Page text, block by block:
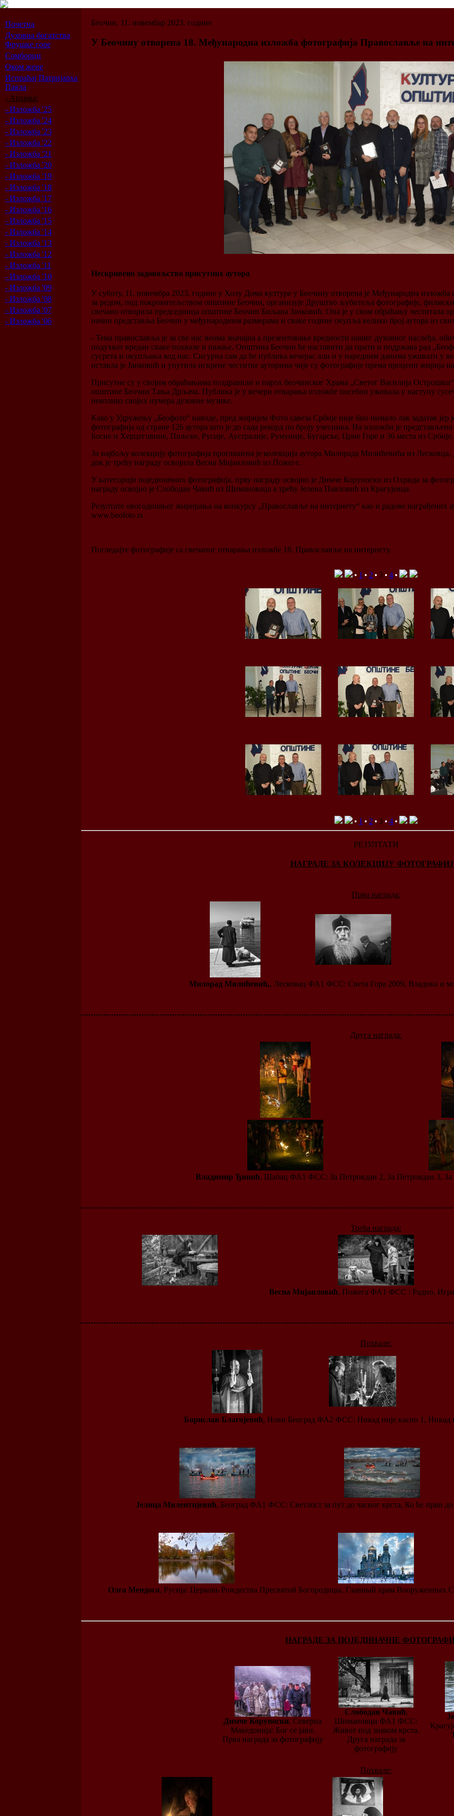
Почетна
Духовна богатства
Фрушке горе
Сомборци
Оком жене
Испраћај Патријарха
Павла
- Архива:
- Изложба '25
- Изложба '24
- Изложба '23
- Изложба '22
- Изложба '21
- Изложба '20
- Изложба '19
- Изложба '18
- Изложба '17
- Изложба '16
- Изложба '15
- Изложба '14
- Изложба '13
- Изложба '12
- Изложба '11
- Изложба '10
- Изложба '09
- Изложба '08
- Изложба '07
- Изложба '06
Беочин, 11. новембар 2023. године
У Беочину отворена 18. Међународна изложба фотографија Православље на
Нескривено задовољство присутних аутора
У суботу, 11. новембра 2023. године у Холу Дома културе у Беочину отворена је Међународна изложба
за редом, под покровитељством општине Беочин, организује Друштво љубитеља фотографије,
свечано отворила председница општине Беочин Биљана Јанковић. Она је у свом обраћању честитала
начин представља Беочин у међународним размерама и сваке године окупља велики број аутора из
- Тема православља је за све нас веома значајна а презентовање вредности нашег духовног наслеђа,
подухват вредан сваке похвале и пажње. Општина Беочин ће наставити да прати и подржава рад
сусрета и окупљања код нас. Сигурна сам да ће публика вечерас али и у наредним данима уживати у
истакла је Јанковић и упутила искрене честитке ауторима чије су фотографије према процени жирија
Присутне су у својим обраћањима поздравили и парох беочинског Храма „Светог Василија
општине Беочин Тања Дрљача. Публика је у вечери отварања изложбе посебно уживала у наступу
неколико својих нумера духовне музике.
Како у Удружењу „Беофото“ наводе, пред жиријем Фото савеза Србије није био нимало лак задатак
фотографија од стране 126 аутора што је до сада рекорд по броју учесника. На изложби је
Босне и Херцеговине, Пољске, Русије, Аустралије, Румуније, Бугарске, Црне Горе и 36 места из Србије.
За најбољу колекцију фотографија проглашена је колекција аутора Милорада Милићевића из
док је трећу награду освојила Весна Мијаиловић из Пожеге.
У категорији појединачних фотографија, прву награду освојио је Димче Коруноски из Охрида за
награду освојио је Слободан Чавић из Шимановаца а трећу Јелена Павловић из Крагујевца.
Резултате овогодишњег жирирања на конкурсу „Православље на интернету“ као и радове награђених
www.beofoto.rs
Погледајте фотографије са свечаног отварања изложбе 18. Православље на интернету.
• 1 • 2 • 3 • 4 •
• 1 • 2 • 3 • 4 •
РЕЗУЛТАТИ
НАГРАДЕ ЗА КОЛЕКЦИЈУ
Прва награда:
Милорад Милићевић,, Лесковац ФА1 ФСС: Света Гора 2009, Владика и
Друга награда:
Владимир Ђинић, Шабац ФА1 ФСС: За Петровдан 2, За Петровдан 3, За
Трећа награда:
Весна Мијаиловић, Пожега ФА1 ФСС : Радно,
Похвале:
Борислав Благојевић, Нови Београд ФА2 ФСС: Никад није касно 1, Никад
Јелица Милентијевић, Београд ФА1 ФСС: Светлост за пут до часног крста, Ко ће први
Олга Мендоса, Русија: Церковь Рождества Пресвятой Богородицы, Главный храм Вооруженных
НАГРАДЕ ЗА ПОЈЕДИНАЧНЕ
Димче Коруноски, Северна
Македонија: Бог се јави.
Прва награда за фотографију
Слободан Чавић,
Шимановци ФА1 ФСС:
Живот под знаком крста.
Друга награда за
фотографију
Похвале: